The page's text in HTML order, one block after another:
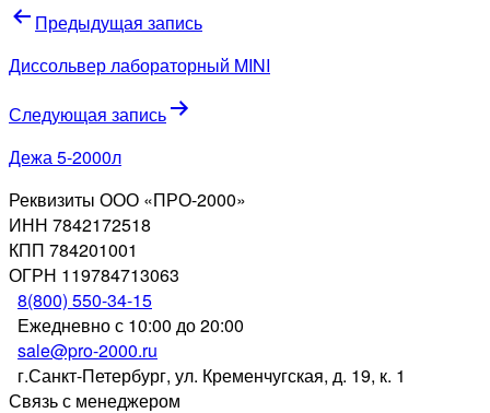
Навигация
по
Предыдущая запись
Диссольвер лабораторный MINI
Следующая запись
Дежа 5-2000л
Реквизиты ООО «ПРО-2000»
ИНН 7842172518
КПП 784201001
ОГРН 119784713063
8(800) 550-34-15
Ежедневно с 10:00 до 20:00
sale@pro-2000.ru
г.Санкт-Петербург, ул. Кременчугская, д. 19, к. 1
Связь с менеджером